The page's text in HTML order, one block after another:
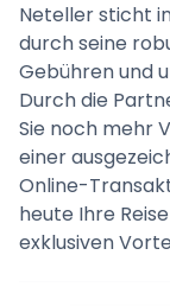
Neteller sticht
durch seine
Gebühren und
Durch die
Sie noch mehr
einer
Online-
heute Ihre
exklusiven